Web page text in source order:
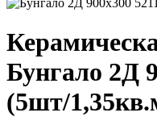
Бунгало 2Д
(5шт/